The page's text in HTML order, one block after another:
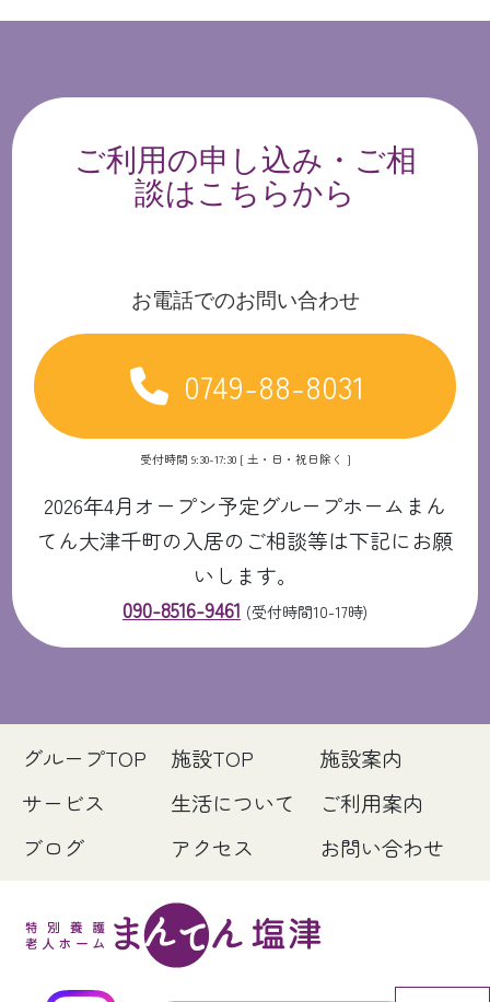
ご利用の申し込み・ご相
談はこちらから
お電話でのお問い合わせ
0749-88-8031
受付時間 9:30-17:30 [ 土・日・祝日除く ]
2026年4月オープン予定グループホームまん
てん大津千町の入居のご相談等は下記にお願
いします。
090-8516-9461 (受付時間10-17時)
グループTOP 施設TOP
施設案内
サービス
生活について
ご利用案内
ブログ
アクセス お問い合わせ